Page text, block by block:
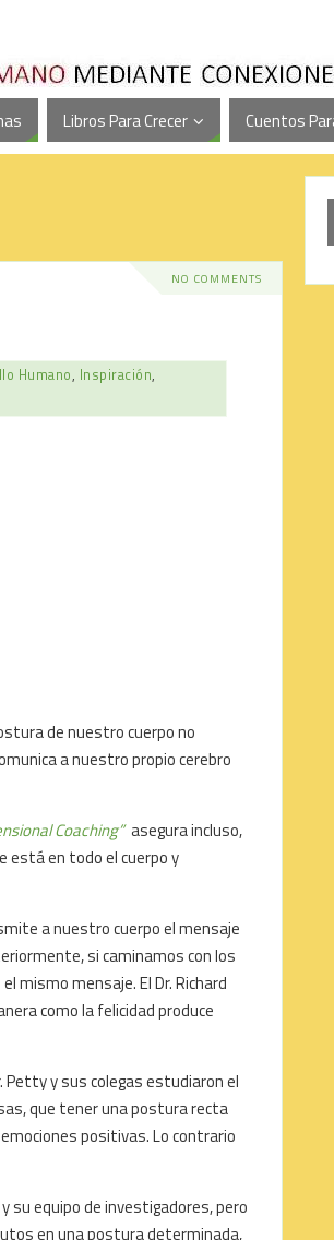
Libros Para Crecer Cuentos
NO COMMENTS
Humano, Inspiración,
de nuestro cuerpo no
a nuestro propio cerebro
Coaching”asegura incluso,
está en todo el cuerpo y
a nuestro cuerpo el mensaje
si caminamos con los
mismo mensaje. El Dr. Richard
como la felicidad produce
Petty y sus colegas estudiaron el
que tener una postura recta
positivas. Lo contrario
su equipo de investigadores, pero
en una postura determinada,